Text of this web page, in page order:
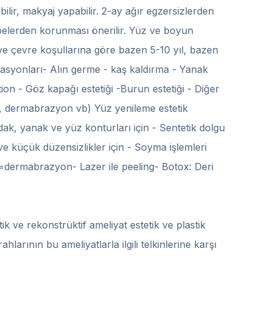
makyaj yapabilir. 2-ay ağır egzersizlerden
korunması önerilir. Yüz ve boyun
çevre koşullarına göre bazen 5-10 yıl, bazen
Alın germe - kaş kaldırma - Yanak
- Göz kapağı estetiği -Burun estetiği - Diğer
dermabrazyon vb) Yüz yenileme estetik
yanak ve yüz konturları için - Sentetik dolgu
küçük düzensizlikler için - Soyma işlemleri
Lazer ile peeling- Botox: Deri
ve rekonstrüktif ameliyat estetik ve plastik
bu ameliyatlarla ilgili telkinlerine karşı